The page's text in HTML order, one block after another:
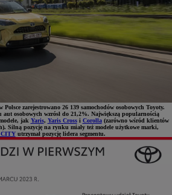
zarejestrowano 26 139 samochodów osobowych Toyoty.
osobowych wzrósł do 21,2%. Największą popularnością
jak Yaris, Yaris Crossi Corolla(zarówno wśród klientów
Silną pozycję na rynku miały też modele użytkowe marki,
CITYutrzymał pozycję lidera segmentu.